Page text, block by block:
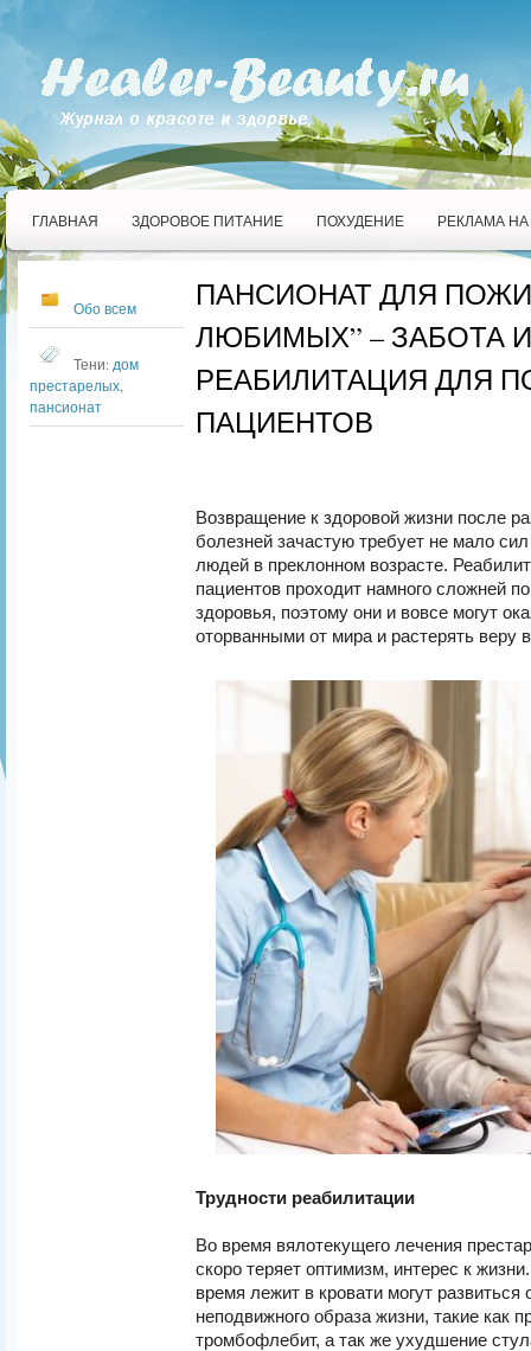
ГЛАВНАЯ ЗДОРОВОЕ ПИТАНИЕ ПОХУДЕНИЕ РЕКЛАМА
Обо всем
Тени: дом
престарелых
пансионат
ПАНСИОНАТ ДЛЯ
ЛЮБИМЫХ” – ЗАБОТА И
РЕАБИЛИТАЦИЯ ДЛЯ
ПАЦИЕНТОВ
Возвращение к здоровой жизни после
болезней зачастую требует не мало
людей в преклонном возрасте.
пациентов проходит намного сложней
здоровья, поэтому они и вовсе могут
оторванными от мира и растерять веру
Трудности реабилитации
Во время вялотекущего лечения
скоро теряет оптимизм, интерес к
время лежит в кровати могут
неподвижного образа жизни, такие как
тромбофлебит, а так же ухудшение